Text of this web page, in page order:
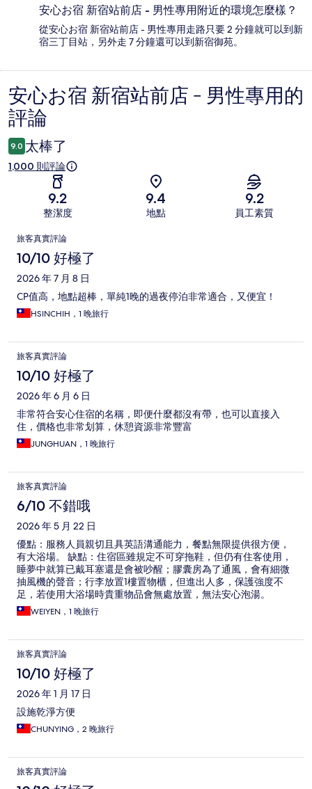
安心お宿 新宿站前店 - 男性專用附近的環境怎麼樣？
從安心お宿 新宿站前店 - 男性專用走路只要 2 分鐘就可以到新
宿三丁目站，另外走 7 分鐘還可以到新宿御苑。
評
論
安心お宿 新宿站前店 - 男性專用的
評論
9.0 太棒了
1,000 則評論
9.2
整潔度
9.4
地點
9.2
員工素質
評
論
旅客真實評論
10/10 好極了
2026 年 7 月 8 日
CP值高，地點超棒，單純1晚的過夜停泊非常適合，又便宜！
HSINCHIH，1 晚旅行
旅客真實評論
10/10 好極了
2026 年 6 月 6 日
非常符合安心住宿的名稱，即便什麼都沒有帶，也可以直接入
住，價格也非常划算，休憩資源非常豐富
JUNGHUAN，1 晚旅行
旅客真實評論
6/10 不錯哦
2026 年 5 月 22 日
優點：服務人員親切且具英語溝通能力，餐點無限提供很方便，
有大浴場。 缺點：住宿區雖規定不可穿拖鞋，但仍有住客使用，
睡夢中就算已戴耳塞還是會被吵醒；膠囊房為了通風，會有細微
抽風機的聲音；行李放置1樓置物櫃，但進出人多，保護強度不
足，若使用大浴場時貴重物品會無處放置，無法安心泡湯。
WEIYEN，1 晚旅行
旅客真實評論
10/10 好極了
2026 年 1 月 17 日
設施乾淨方便
CHUNYING，2 晚旅行
旅客真實評論